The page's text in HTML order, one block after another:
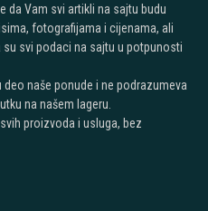
da Vam svi artikli na sajtu budu
fotografijama i cijenama, ali
svi podaci na sajtu u potpunosti
naše ponude i ne podrazumeva
na našem lageru.
proizvoda i usluga, bez